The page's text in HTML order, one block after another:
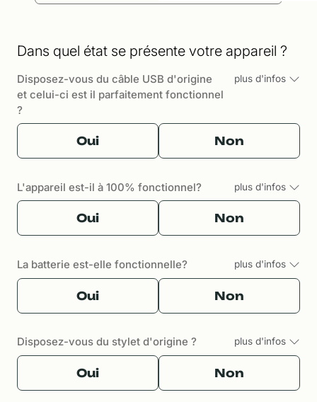
Dans quel état se présente votre appareil ?
Disposez-vous du câble USB d'origine
et celui-ci est il parfaitement fonctionnel
?
plus d'infos
Oui Non
L'appareil est-il à 100% fonctionnel? plus d'infos
Oui Non
La batterie est-elle fonctionnelle? plus d'infos
Oui Non
Disposez-vous du stylet d'origine ? plus d'infos
Oui Non